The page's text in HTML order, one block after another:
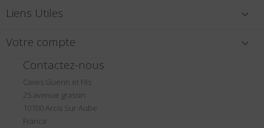
Liens Utiles 
Votre compte 
Contactez-nous
Caves Guérin et Fils
25 avenue grassin
10700 Arcis Sur Aube
France